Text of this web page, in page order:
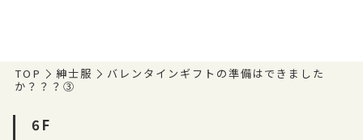
TOP 紳士服
バレンタインギフトの準備はできました
か？？？③
6F